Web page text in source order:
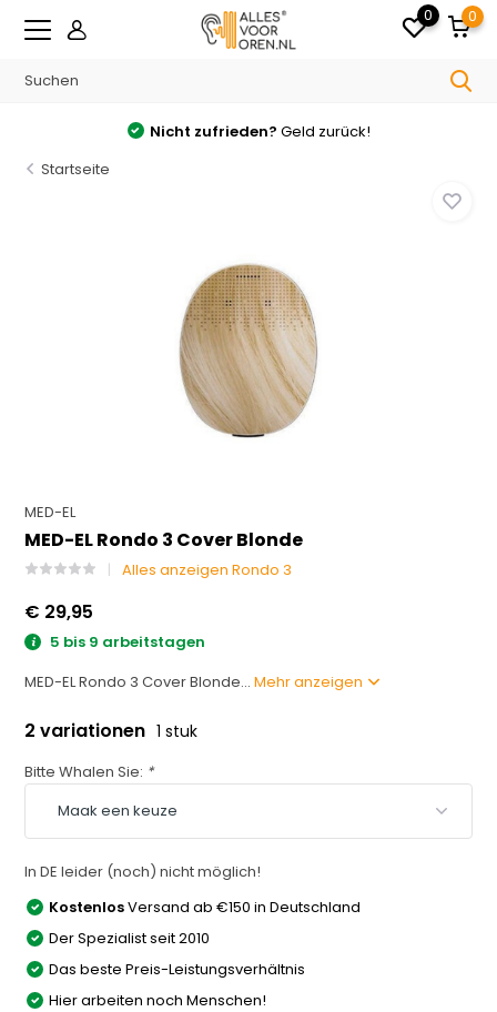
0 0
Nicht zufrieden? Geld zurück!
Startseite
MED-EL
MED-EL Rondo 3 Cover Blonde
Alles anzeigen Rondo 3
€ 29,95
5 bis 9 arbeitstagen
MED-EL Rondo 3 Cover Blonde...Mehr anzeigen
2 variationen 1 stuk
Bitte Whalen Sie: *
In DE leider (noch) nicht möglich!
KostenlosVersand ab €150 in Deutschland
Der Spezialist seit 2010
Das beste Preis-Leistungsverhältnis
Hier arbeiten noch Menschen!